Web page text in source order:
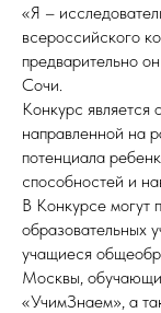
«Я –
всероссийского
предварительно
Сочи.
Конкурс является
направленной на
потенциала
способностей и
В Конкурсе могут
образовательных
учащиеся
Москвы,
«УчимЗнаем», а